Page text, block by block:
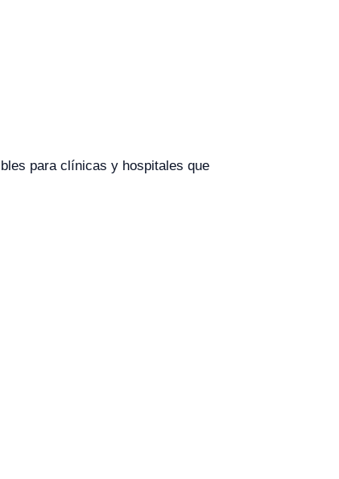
para clínicas y hospitales que